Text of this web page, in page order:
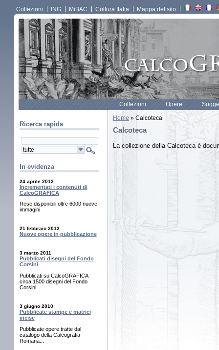
Collezioni ING MiBAC Cultura Italia Mappa del sito
Collezioni Opere
Ricerca rapida
In evidenza
24 aprile 2012
Incrementati i contenuti di
CalcoGRAFICA
Rese disponibili oltre 6000 nuove
immagini
21 febbraio 2012
Nuove opere in pubblicazione
3 marzo 2011
Pubblicati disegni del Fondo
Corsini
Pubblicati su CalcoGRAFICA
circa 1500 disegni del Fondo
Corsini
3 giugno 2010
Pubblicate stampe e matrici
incise
Pubblicate opere tratte dal
catalogo della Calcografia
Romana...
Home» Calcoteca
Calcoteca
La collezione della Calcoteca è